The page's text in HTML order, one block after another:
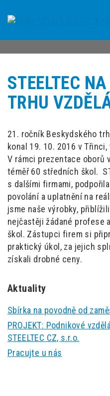
STEELTEC
TRHU
21. ročník Beskydského
konal 19. 10. 2016 v
V rámci prezentace oborů
téměř 60 středních škol.
s dalšími firmami,
povolání a uplatnění na
jsme naše výrobky,
nejčastěji žádané profese
škol. Zástupci firem si
praktický úkol, za jejich
získali drobné ceny.
Aktuality
Sbírka na povodně od
PROJEKT: Podnikové
STEELTEC CZ, s.r.o.
Pracujte u nás